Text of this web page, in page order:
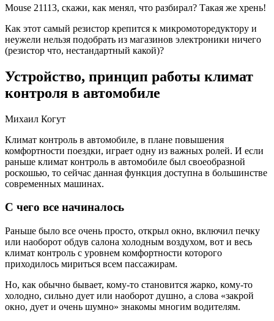
Mouse 21113, скажи, как менял, что разбирал? Такая же хрень!
Как этот самый резистор крепится к микромоторедуктору и
неужели нельзя подобрать из магазинов электроники ничего
(резистор что, нестандартный какой)?
Устройство, принцип работы климат
контроля в автомобиле
Михаил Когут
Климат контроль в автомобиле, в плане повышения
комфортности поездки, играет одну из важных ролей. И если
раньше климат контроль в автомобиле был своеобразной
роскошью, то сейчас данная функция доступна в большинстве
современных машинах.
С чего все начиналось
Раньше было все очень просто, открыл окно, включил печку
или наоборот обдув салона холодным воздухом, вот и весь
климат контроль с уровнем комфортности которого
приходилось мириться всем пассажирам.
Но, как обычно бывает, кому-то становится жарко, кому-то
холодно, сильно дует или наоборот душно, а слова «закрой
окно, дует и очень шумно» знакомы многим водителям.